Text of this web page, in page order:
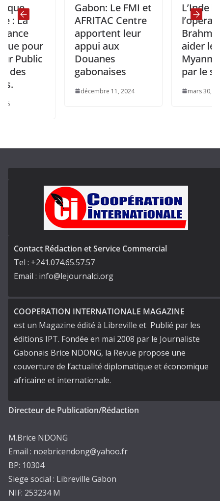
Gabon: Le FMI et
AFRITAC Centre
apportent leur
appui aux
Douanes
gabonaises
décembre 11, 2024
L’Inde lance
l’opération
Brahma pour
aider le
Myanmar
par le séisme
mars 30, 2025
Contact Rédaction et Service Commercial
Tel : +241.074.65.57.57
Email : info@lejournalci.org
COOPERATION INTERNATIONALE MAGAZINE
est un Magazine édité à Libreville et Publié par les
éditions IPT. Fondée en mai 2008 par le Journaliste
Gabonais Brice NDONG, la Revue propose une
couverture de l’actualité diplomatique et économique
africaine et internationale.
Directeur de Publication/Rédaction
M.Brice NDONG
Email : noebricendong@yahoo.fr
BP: 10304
Siege social : Libreville Gabon
NIF: 253234 M